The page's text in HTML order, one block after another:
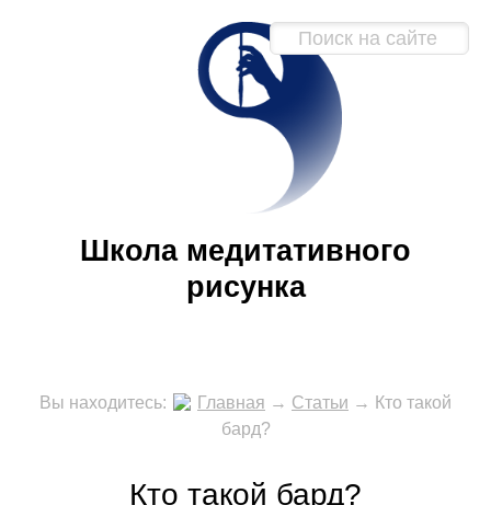
Школа медитативного
рисунка
Вы находитесь: Главная → Статьи → Кто такой
бард?
Кто такой бард?